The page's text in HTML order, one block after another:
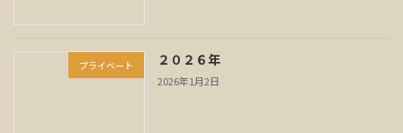
プライベート ２０２６年
2026年1月2日